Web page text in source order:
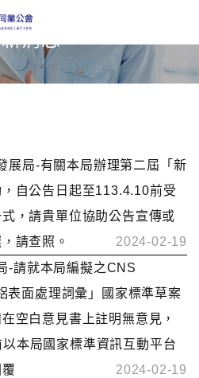
消息
展局-有關本局辦理第二屆「新
自公告日起至113.4.10前受
，請貴單位協助公告宣傳或
請查照。
2024-02-19
-請就本局編擬之CNS
面處理詞彙」國家標準草案
空白意見書上註明無意見，
本局國家標準資訊互動平台
2024-02-19